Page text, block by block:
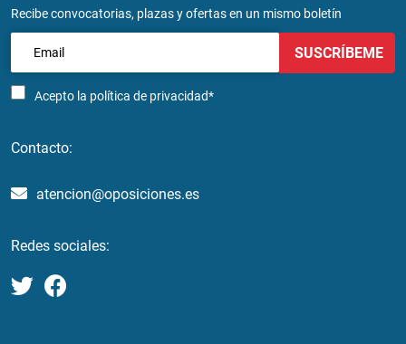
Recibe convocatorias, plazas y ofertas en un mismo boletín
Acepto la política de privacidad*
SUSCRÍBEME
Contacto:
atencion@oposiciones.es
Redes sociales: